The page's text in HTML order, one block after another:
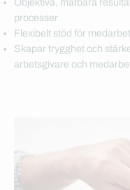
Objektiva, mätbara
processer
Flexibelt stöd för
Skapar trygghet och
arbetsgivare och